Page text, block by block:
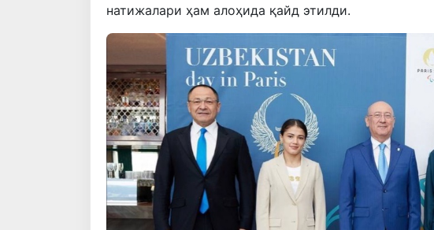
натижалари ҳам алоҳида қайд этилди.